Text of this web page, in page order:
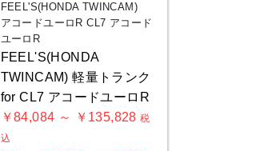
FEEL'S(HONDA TWINCAM)
アコードユーロR CL7 アコード
ユーロR
FEEL'S(HONDA
TWINCAM) 軽量トランク
for CL7 アコードユーロR
￥84,084 ～ ￥135,828税
込